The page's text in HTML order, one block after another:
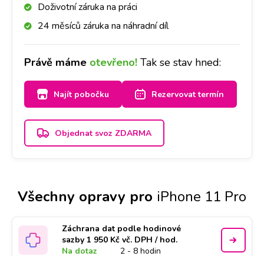
Doživotní záruka na práci
24 měsíců záruka na náhradní díl
Právě máme otevřeno! Tak se stav hned:
Najít pobočku Rezervovat termín
Objednat svoz ZDARMA
Všechny opravy pro iPhone 11 Pro
Záchrana dat podle hodinové
sazby 1 950 Kč vč. DPH / hod.
Na dotaz
2 - 8 hodin